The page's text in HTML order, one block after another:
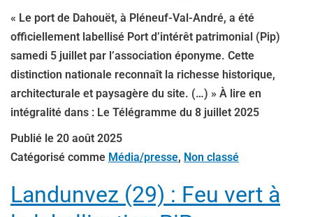
« Le port de Dahouët, à Pléneuf-Val-André, a été
officiellement labellisé Port d’intérêt patrimonial (Pip)
samedi 5 juillet par l’association éponyme. Cette
distinction nationale reconnaît la richesse historique,
architecturale et paysagère du site. (…) » À lire en
intégralité dans : Le Télégramme du 8 juillet 2025
Publié le 20 août 2025
Catégorisé comme Média/presse, Non classé
Landunvez (29) : Feu vert à